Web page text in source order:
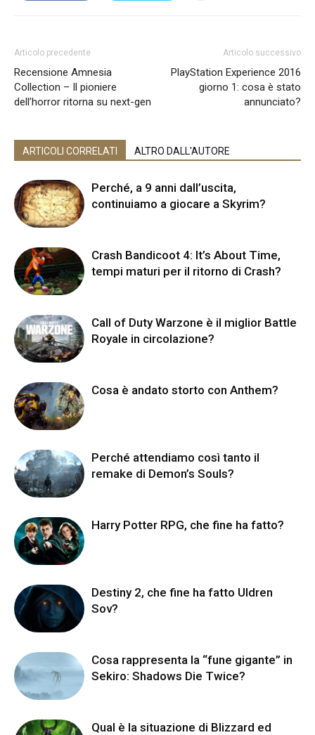
Articolo precedente
Recensione Amnesia
Collection – Il pioniere
dell’horror ritorna su next-gen
Articolo successivo
PlayStation Experience 2016
giorno 1: cosa è stato
annunciato?
ARTICOLI CORRELATI ALTRO DALL'AUTORE
Perché, a 9 anni dall’uscita,
continuiamo a giocare a Skyrim?
Crash Bandicoot 4: It’s About Time,
tempi maturi per il ritorno di Crash?
Call of Duty Warzone è il miglior Battle
Royale in circolazione?
Cosa è andato storto con Anthem?
Perché attendiamo così tanto il
remake di Demon’s Souls?
Harry Potter RPG, che fine ha fatto?
Destiny 2, che fine ha fatto Uldren
Sov?
Cosa rappresenta la “fune gigante” in
Sekiro: Shadows Die Twice?
Qual è la situazione di Blizzard ed